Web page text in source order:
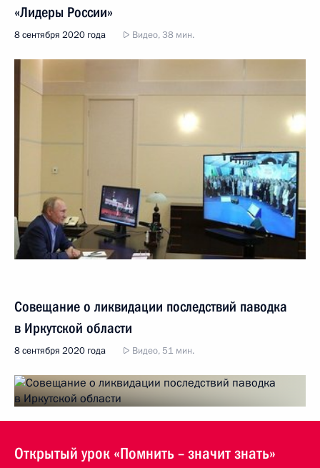
«Лидеры России»
8 сентября 2020 года Видео, 38 мин.
Совещание о ликвидации последствий паводка
в Иркутской области
8 сентября 2020 года Видео, 51 мин.
Открытый урок «Помнить – значит знать»